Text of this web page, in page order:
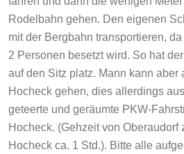
Rodelbahn gehen. Den eigenen
mit der Bergbahn transportieren,
2 Personen besetzt wird. So hat
auf den Sitz platz. Mann kann aber
Hocheck gehen, dies allerdings
geteerte und geräumte PKW-
Hocheck. (Gehzeit von Oberaudorf
Hocheck ca. 1 Std.). Bitte alle